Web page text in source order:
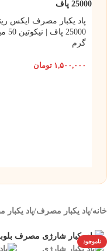
پاد یکبار مصرف ایکس
25000
گرم
۱,۵۰۰,۰۰۰ تومان
خانه/پاد یکبار مصرف/پاد یکبار
ناموجود